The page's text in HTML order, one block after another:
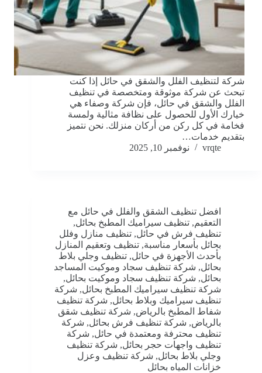
شركة لتنظيف الفلل والشقق في حائل إذا كنت
تبحث عن شركة موثوقة ومتخصصة في تنظيف
الفلل والشقق في حائل، فإن شركة وصفاء هي
خيارك الأول للحصول على نظافة مثالية ولمسة
فخامة في كل ركن من أركان منزلك. نحن نتميز
بتقديم خدمات…
vrqte
نوفمبر 10, 2025
افضل تنظيف الشقق والفلل في حائل مع
التعقيم, تنظيف سيراميك المطبخ بحائل,
تنظيف فرش في حائل, تنظيف منازل وفلل
بحائل بأسعار مناسبة, تنظيف وتعقيم المنازل
بأحدث الأجهزة في حائل, تنظيف وجلي بلاط
بحائل, شركة تنظيف سجاد وموكيت المساجد
بحائل, شركة تنظيف سجاد وموكيت بحائل,
شركة تنظيف سيراميك المطبخ بحائل, شركة
تنظيف سيراميك وبلاط بحائل, شركة تنظيف
شفاط المطبخ بالرياض, شركة تنظيف شقق
بالرياض, شركة تنظيف فرش بحائل, شركة
تنظيف محترفة ومعتمدة في حائل, شركة
تنظيف واجهات حجر بحائل, شركة تنظيف
وجلي بلاط بحائل, شركة تنظيف وعزل
خزانات المياه بحائل